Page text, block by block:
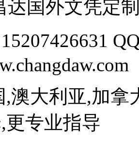
达国外文凭定
,澳大利亚,加拿
更专业指导